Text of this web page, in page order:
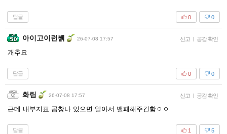
답글 0
0
아이고이런뷁 26-07-08 17:57 신고 | 공감 확인
개추요
답글 0
0
화림 26-07-08 17:57 신고 | 공감 확인
근데 내부지표 곱창나 있으면 알아서 밸패해주긴함ㅇㅇ
답글 5
1